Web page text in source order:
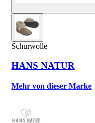
Schurwolle
HANS NATUR
Mehr von dieser Marke